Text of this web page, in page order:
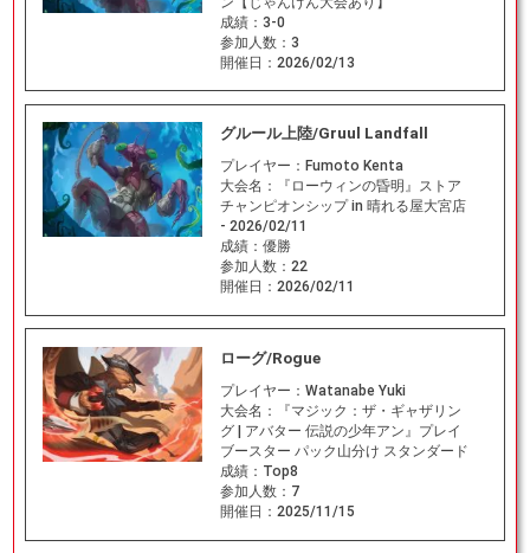
成績： 3-0
参加人数： 3
開催日： 2026/02/13
グルール上陸/Gruul Landfall
プレイヤー： Fumoto Kenta
大会名：
『ローウィンの昏明』ストア
チャンピオンシップ in 晴れる屋大宮店
- 2026/02/11
成績： 優勝
参加人数： 22
開催日： 2026/02/11
ローグ/Rogue
プレイヤー： Watanabe Yuki
大会名：
『マジック：ザ・ギャザリン
グ | アバター 伝説の少年アン』プレイ
ブースター パック山分け スタンダード
成績： Top8
参加人数： 7
開催日： 2025/11/15